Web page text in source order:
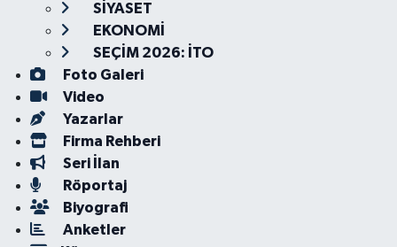
SİYASET
EKONOMİ
SEÇİM 2026: İTO
Foto Galeri
Video
Yazarlar
Firma Rehberi
Seri İlan
Röportaj
Biyografi
Anketler